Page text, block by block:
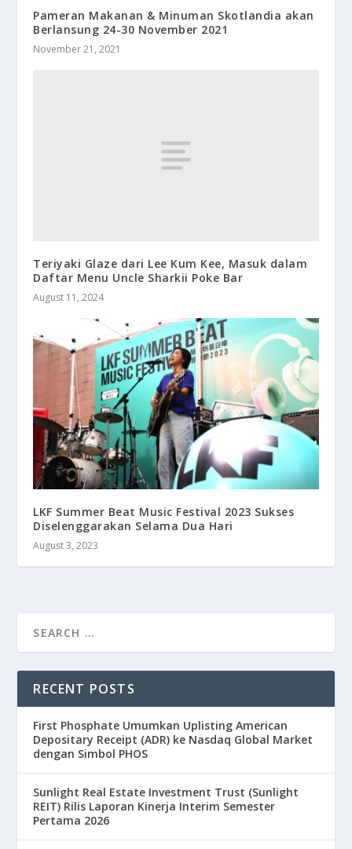
Pameran Makanan & Minuman Skotlandia akan
Berlansung 24-30 November 2021
November 21, 2021
Teriyaki Glaze dari Lee Kum Kee, Masuk dalam
Daftar Menu Uncle Sharkii Poke Bar
August 11, 2024
LKF Summer Beat Music Festival 2023 Sukses
Diselenggarakan Selama Dua Hari
August 3, 2023
RECENT POSTS
First Phosphate Umumkan Uplisting American
Depositary Receipt (ADR) ke Nasdaq Global Market
dengan Simbol PHOS
Sunlight Real Estate Investment Trust (Sunlight
REIT) Rilis Laporan Kinerja Interim Semester
Pertama 2026